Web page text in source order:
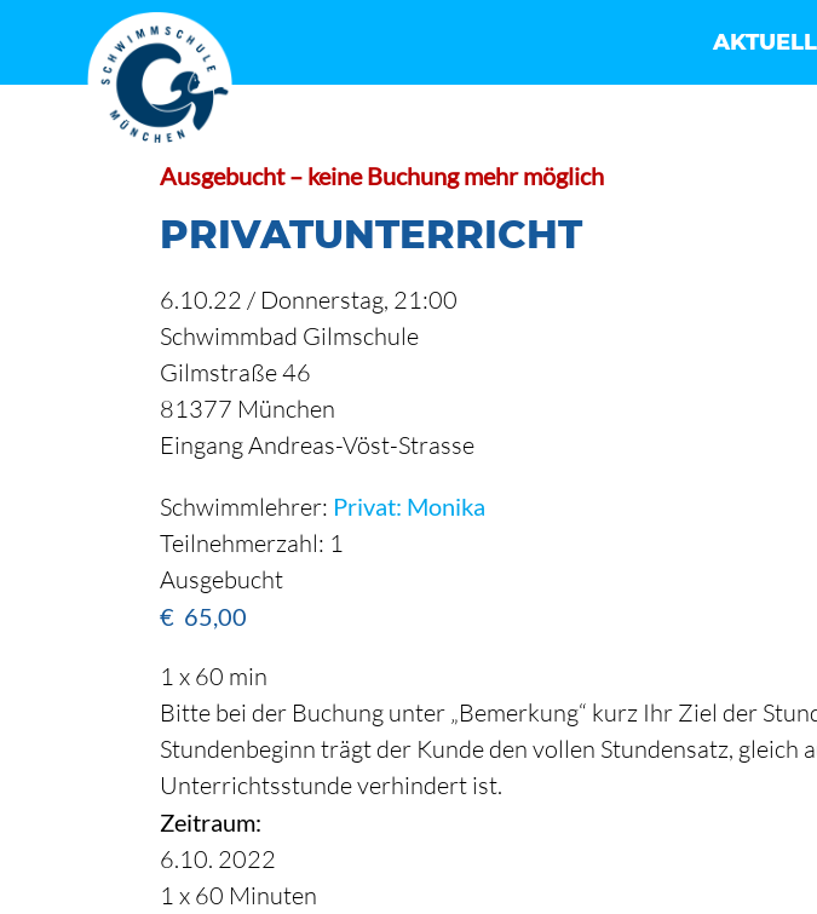
springen
AKTUELL
Ausgebucht – keine Buchung mehr möglich
PRIVATUNTERRICHT
6.10.22 / Donnerstag, 21:00
Schwimmbad Gilmschule
Gilmstraße 46
81377 München
Eingang Andreas-Vöst-Strasse
Schwimmlehrer: Privat: Monika
Teilnehmerzahl: 1
Ausgebucht
€ 65,00
1 x 60 min
Bitte bei der Buchung unter „Bemerkung“ kurz Ihr Ziel der
Stundenbeginn trägt der Kunde den vollen Stundensatz,
Unterrichtsstunde verhindert ist.
Zeitraum:
6.10. 2022
1 x 60 Minuten